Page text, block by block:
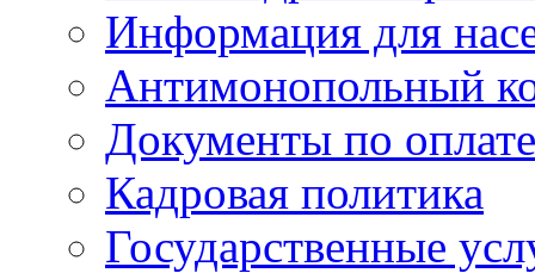
Информация для
Антимонопольный
Документы по
Кадровая политика
Государственные